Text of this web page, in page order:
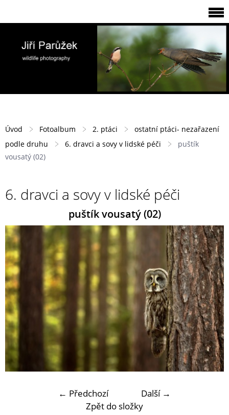
Úvod Fotoalbum 2. ptáci
ostatní ptáci- nezařazení
podle druhu
6. dravci a sovy v lidské péči
puštík
vousatý (02)
6. dravci a sovy v lidské péči
puštík vousatý (02)
← Předchozí
Další →
Zpět do složky